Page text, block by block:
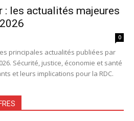
: les actualités majeures
0
principales actualités publiées par
Sécurité, justice, économie et santé
et leurs implications pour la RDC.